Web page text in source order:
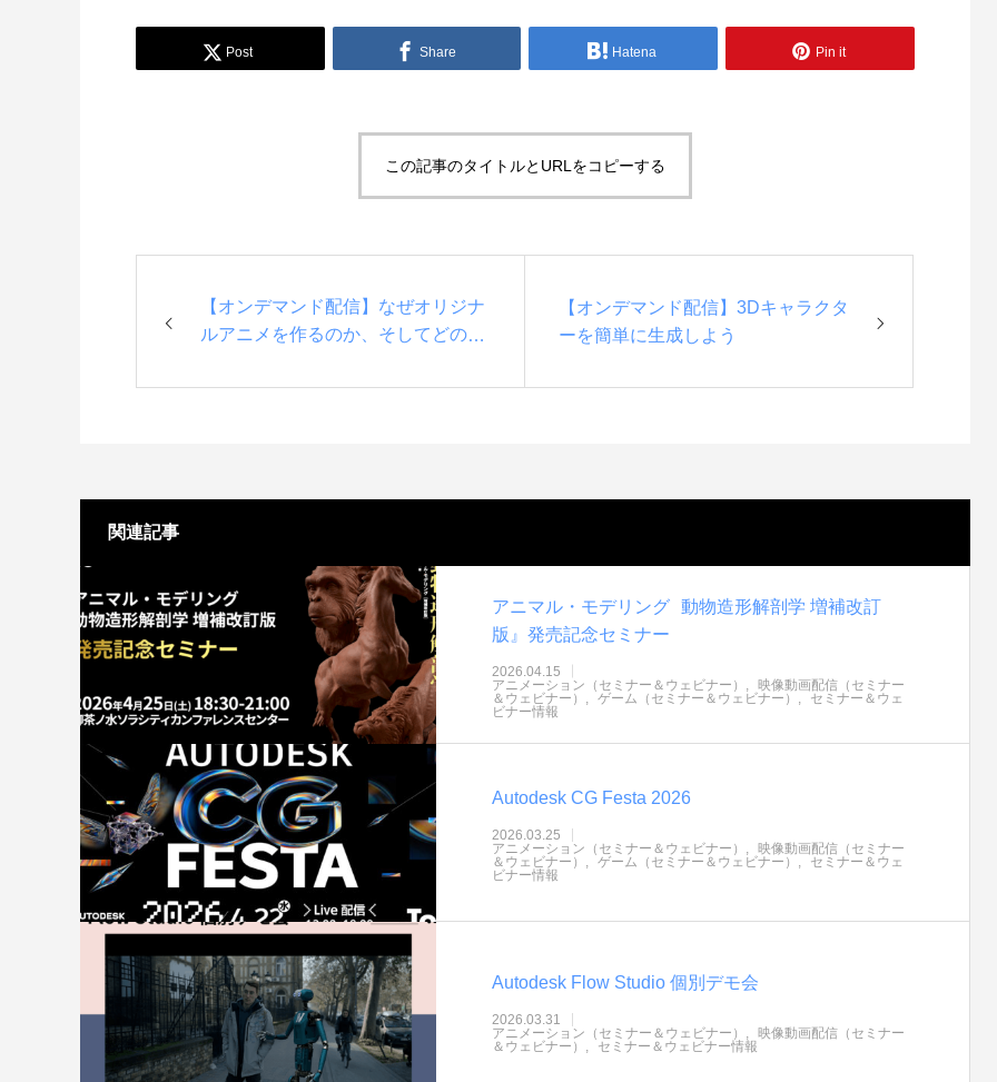
建築ビジュアライゼーションMeetUp第8弾
【動画配信】 Epic Games Japanが語る
【動画配信】3ds Max 体験コー
Kviz特別セミナー「Studio Tim Fuが語る、
アニメーションによるリッチコンテンツで
差別化を！ Character Creator/Mayaとの連
携 – アパレル業界DXセミナーPart3「3Dで
実現できる未来」
2022.03.20
KeyShot Webを用いた服飾CADデータの簡
Part2「3Dで実現できる未来」
アパレル製品向け3Dモデリングソ
来」
Post Share Hatena Pin it
この記事のタイトルとURLをコピーする
【オンデマンド配信】なぜオリジナ
ルアニメを作るのか、そしてどのよ
【オンデマンド配信】3Dキャラクタ
ーを簡単に生成しよう
関連記事
アニマル・モデリング 動物造形解剖学 増補改訂
版』発売記念セミナー
2026.04.15
アニメーション（セミナー＆ウェビナー）
映像動画配信（セミナー
＆ウェビナー）
ゲーム（セミナー＆ウェビナー）
セミナー＆ウェ
ビナー情報
Autodesk CG Festa 2026
2026.03.25
アニメーション（セミナー＆ウェビナー）
映像動画配信（セミナー
＆ウェビナー）
ゲーム（セミナー＆ウェビナー）
セミナー＆ウェ
ビナー情報
Autodesk Flow Studio 個別デモ会
2026.03.31
アニメーション（セミナー＆ウェビナー）
映像動画配信（セミナー
＆ウェビナー）
セミナー＆ウェビナー情報